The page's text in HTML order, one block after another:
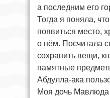
а последним его
Тогда я поняла,
появиться место,
о нём. Посчитала
сохранить вещи,
памятные
Абдулла-ака
Моя дочь Мавлюда